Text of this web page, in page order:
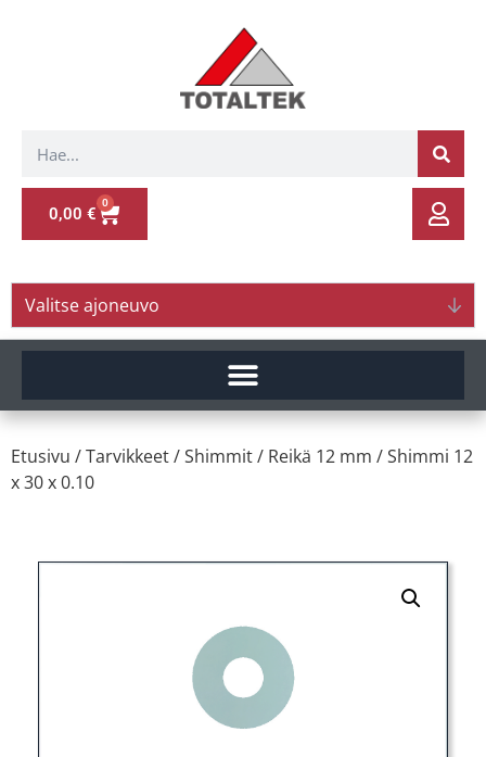
0,00 €
0
Valitse ajoneuvo
Etusivu /Tarvikkeet/Shimmit/ Reikä 12 mm / Shimmi 12
x 30 x 0.10